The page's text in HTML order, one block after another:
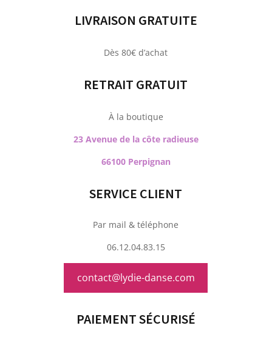
LIVRAISON GRATUITE
Dès 80€ d’achat
RETRAIT GRATUIT
À la boutique
23 Avenue de la côte radieuse
66100 Perpignan
SERVICE CLIENT
Par mail & téléphone
06.12.04.83.15
contact@lydie-danse.com
PAIEMENT SÉCURISÉ